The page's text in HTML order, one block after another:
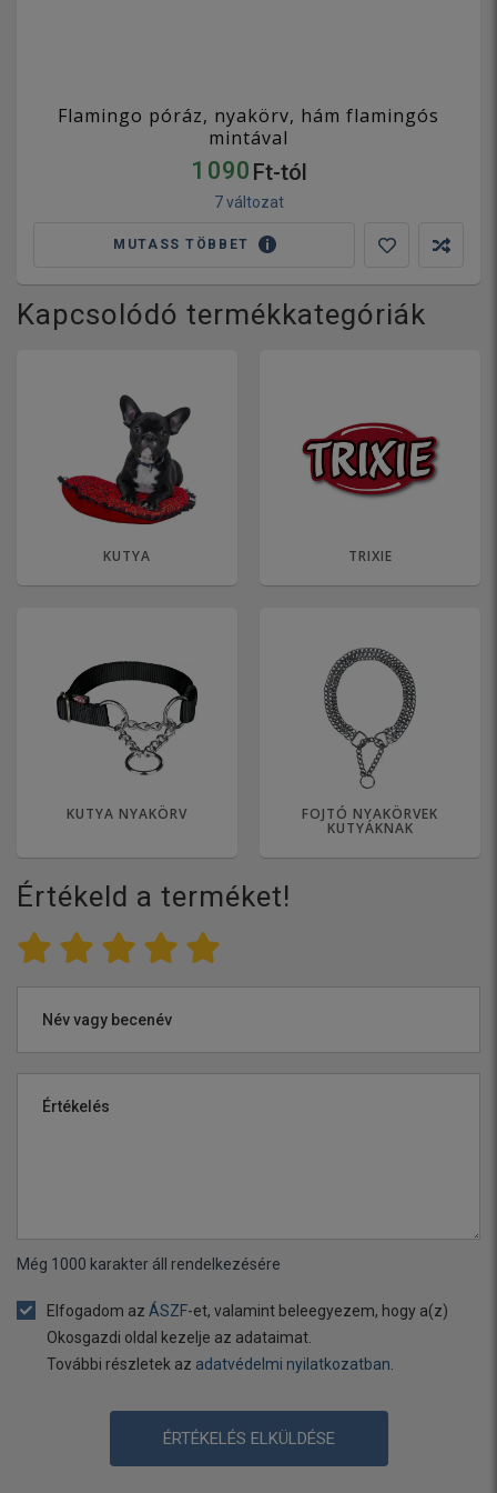
Flamingo póráz, nyakörv, hám flamingós
mintával
1 090 Ft-tól
7 változat
MUTASS TÖBBET
Kapcsolódó termékkategóriák
KUTYA TRIXIE
KUTYA NYAKÖRV FOJTÓ NYAKÖRVEK
KUTYÁKNAK
Értékeld a terméket!
Név vagy becenév
Értékelés
Még 1000 karakter áll rendelkezésére
Elfogadom az ÁSZF-et, valamint beleegyezem, hogy a(z)
Okosgazdi oldal kezelje az adataimat.
További részletek az adatvédelmi nyilatkozatban
ÉRTÉKELÉS ELKÜLDÉSE